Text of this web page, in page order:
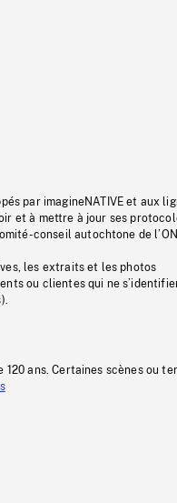
par imagineNATIVE et aux
et à mettre à jour ses
conseil autochtone de
les extraits et les photos
ou clientes qui ne
ans. Certaines scènes ou